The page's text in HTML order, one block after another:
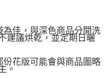
為佳，與深色商品分開洗
建議烘乾，並定期日曬
份花版可能會與商品圖略
。